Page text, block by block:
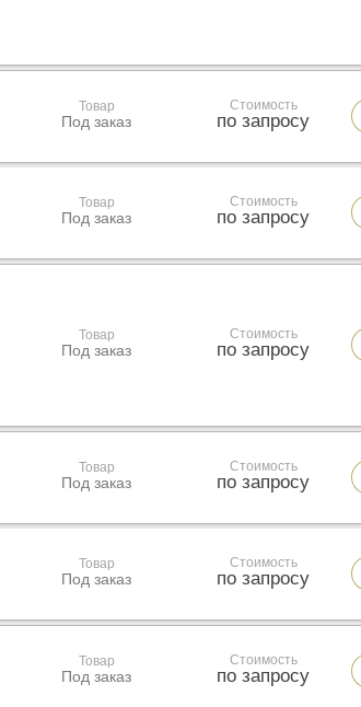
Товар
Под заказ
Стоимость
по запросу
Товар
Под заказ
Стоимость
по запросу
Товар
Под заказ
Стоимость
по запросу
Товар
Под заказ
Стоимость
по запросу
Товар
Под заказ
Стоимость
по запросу
Товар
Под заказ
Стоимость
по запросу